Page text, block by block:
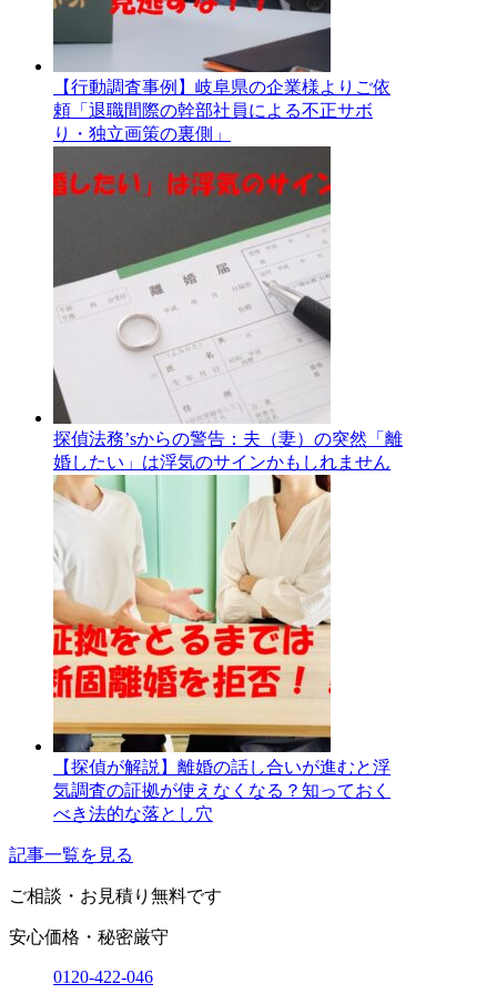
【行動調査事例】岐阜県の企業様よりご依
頼「退職間際の幹部社員による不正サボ
り・独立画策の裏側」
探偵法務’sからの警告：夫（妻）の突然「離
婚したい」は浮気のサインかもしれません
【探偵が解説】離婚の話し合いが進むと浮
気調査の証拠が使えなくなる？知っておく
べき法的な落とし穴
記事一覧を見る
ご相談・お見積り 無料です
安心価格・秘密厳守
0120-422-046